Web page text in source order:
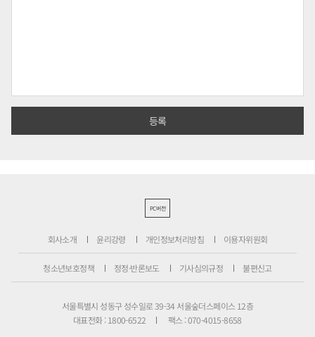
PC버전
회사소개 윤리강령 개인정보처리방침 이용자위원회
청소년보호정책 정정·반론보도 기사심의규정 불편신고
서울특별시 성동구 성수일로 39-34 서울숲더스페이스 12층
대표전화 : 1800-6522
팩스 : 070-4015-8658